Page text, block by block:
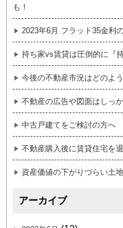
も！
2023年6月 フラット35金利
持ち家vs賃貸は圧倒的に『
今後の不動産市況はどのよ
不動産の広告や図面はしっ
中古戸建てをご検討の方
不動産購入後に賃貸住宅を
資産価値の下がりづらい土
アーカイブ